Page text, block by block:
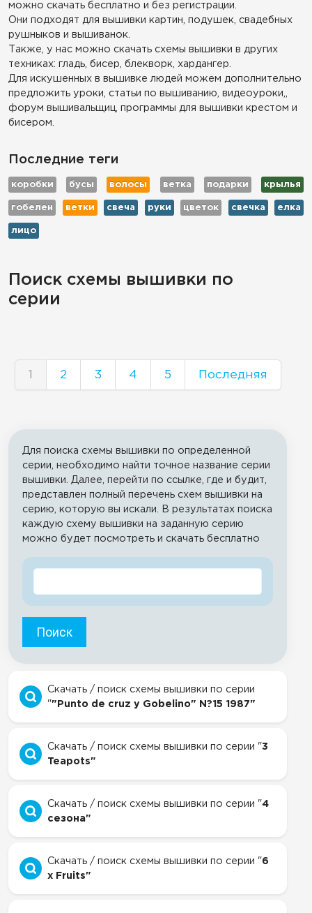
можно скачать бесплатно и без регистрации.
Они подходят для вышивки картин, подушек, свадебных
рушныков и вышиванок.
Также, у нас можно скачать схемы вышивки в других
техниках: гладь, бисер, блекворк, хардангер.
Для искушенных в вышивке людей можем дополнительно
предложить уроки, статьи по вышиванию, видеоуроки,,
форум вышивальщиц, программы для вышивки крестом и
бисером.
Последние теги
коробки бусы волосы ветка подарки крылья
гобелен ветки свеча руки цветок свечка елка
лицо
Поиск схемы вышивки по
серии
1 2 3 4 5 Последняя
Для поиска схемы вышивки по определенной
серии, необходимо найти точное название серии
вышивки. Далее, перейти по ссылке, где и будит,
представлен полный перечень схем вышивки на
серию, которую вы искали. В результатах поиска
каждую схему вышивки на заданную серию
можно будет посмотреть и скачать бесплатно
Поиск
Скачать / поиск схемы вышивки по серии
""Punto de cruz y Gobelino" N?15 1987"
Скачать / поиск схемы вышивки по серии "3
Teapots"
Скачать / поиск схемы вышивки по серии "4
сезона"
Скачать / поиск схемы вышивки по серии "6
x Fruits"